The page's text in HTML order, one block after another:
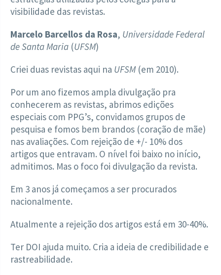
visibilidade das revistas.
Marcelo Barcellos da Rosa, Universidade Federal
de Santa Maria (UFSM)
Criei duas revistas aqui na UFSM(em 2010).
Por um ano fizemos ampla divulgação pra
conhecerem as revistas, abrimos edições
especiais com PPG’s, convidamos grupos de
pesquisa e fomos bem brandos (coração de mãe)
nas avaliações. Com rejeição de +/- 10% dos
artigos que entravam. O nível foi baixo no início,
admitimos. Mas o foco foi divulgação da revista.
Em 3 anos já começamos a ser procurados
nacionalmente.
Atualmente a rejeição dos artigos está em 30-40%.
Ter DOI ajuda muito. Cria a ideia de credibilidade e
rastreabilidade.